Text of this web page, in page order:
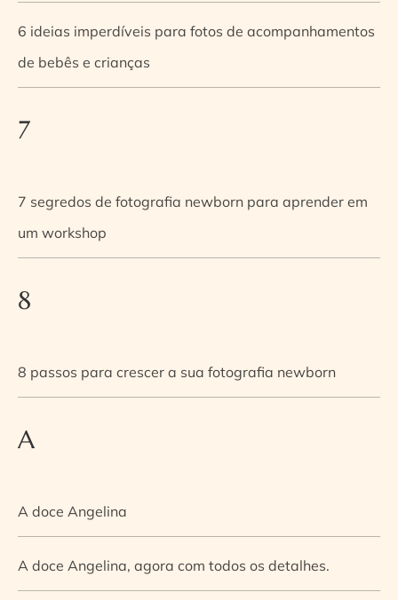
6 ideias imperdíveis para fotos de acompanhamentos
de bebês e crianças
7
7 segredos de fotografia newborn para aprender em
um workshop
8
8 passos para crescer a sua fotografia newborn
A
A doce Angelina
A doce Angelina, agora com todos os detalhes.